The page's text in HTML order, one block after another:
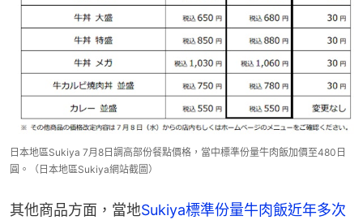
日本地區Sukiya 7月8日調高部份餐點價格，當中標準份量牛肉飯加價至480日
圓。（日本地區Sukiya網站截圖）
其他商品方面，當地Sukiya標準份量牛肉飯近年多次